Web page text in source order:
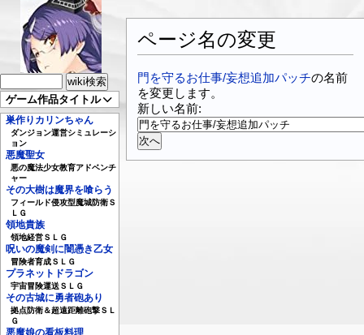
ゲーム作品タイトル
巣作りカリンちゃん
ダンジョン運営シミュレーシ
ョン
悪魔聖女
悪の魔法少女教育アドベンチ
ャー
その大樹は魔界を喰らう
フィールド侵攻型魔城防衛Ｓ
ＬＧ
領地貴族
領地経営ＳＬＧ
呪いの魔剣に闇憑き乙女
冒険者育成ＳＬＧ
プラネットドラゴン
宇宙冒険運送ＳＬＧ
その古城に勇者砲あり
拠点防衛＆超遠距離砲撃ＳＬ
Ｇ
悪魔娘の看板料理
ページ名の変更
門を守るお仕事/妄想追加パッチの名前
を変更します。
新しい名前: